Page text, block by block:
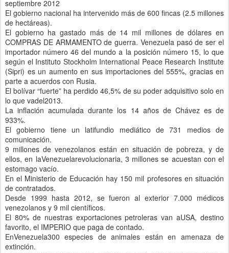
septiembre 2012
El gobierno nacional ha intervenido más de 600 fincas (2.5 millones
de hectáreas).
El gobierno ha gastado más de 14 mil millones de dólares en
COMPRAS DE ARMAMENTO de guerra. Venezuela pasó de ser el
importador número 46 del mundo a la posición número 15, lo que
según el Instituto Stockholm International Peace Research Institute
(Sipri) es un aumento en sus importaciones del 555%, gracias en
parte a acuerdos con Rusia.
El bolívar “fuerte” ha perdido 46,5% de su poder adquisitivo solo en
lo que vadel2013.
La inflación acumulada durante los 14 años de Chávez es de
933%.
El gobierno tiene un latifundio mediático de 731 medios de
comunicación.
9 millones de venezolanos están en situación de pobreza, y de
ellos, en laVenezuelarevolucionaria, 3 millones se acuestan con el
estomago vacío.
En el Ministerio de Educación hay 150 mil profesores en situación
de contratados.
Desde 1999 hasta 2012, se fueron al exterior 7.000 médicos
venezolanos y 9 mil científicos.
El 80% de nuestras exportaciones petroleras van aUSA, destino
favorito, el IMPERIO que paga de contado.
EnVenezuela300 especies de animales están en amenaza de
extinción.